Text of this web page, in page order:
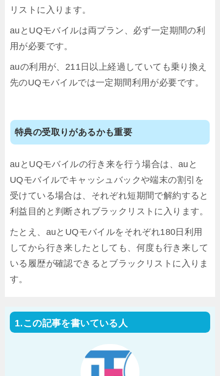
リストに入ります。
auとUQモバイルは両プラン、必ず一定期間の利
用が必要です。
auの利用が、211日以上経過していても乗り換え
先のUQモバイルでは一定期間利用が必要です。
特典の受取りがあるかも重要
auとUQモバイルの行き来を行う場合は、auと
UQモバイルでキャッシュバックや端末の割引を
受けている場合は、それぞれ短期間で解約すると
利益目的と判断されブラックリストに入ります。
たとえ、auとUQモバイルをそれぞれ180日利用
してから行き来したとしても、何度も行き来して
いる履歴が確認できるとブラックリストに入りま
す。
この記事を書いている人